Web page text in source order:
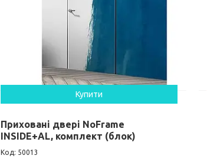
Купити
Приховані двері NoFrame
INSIDE+AL, комплект (блок)
50013